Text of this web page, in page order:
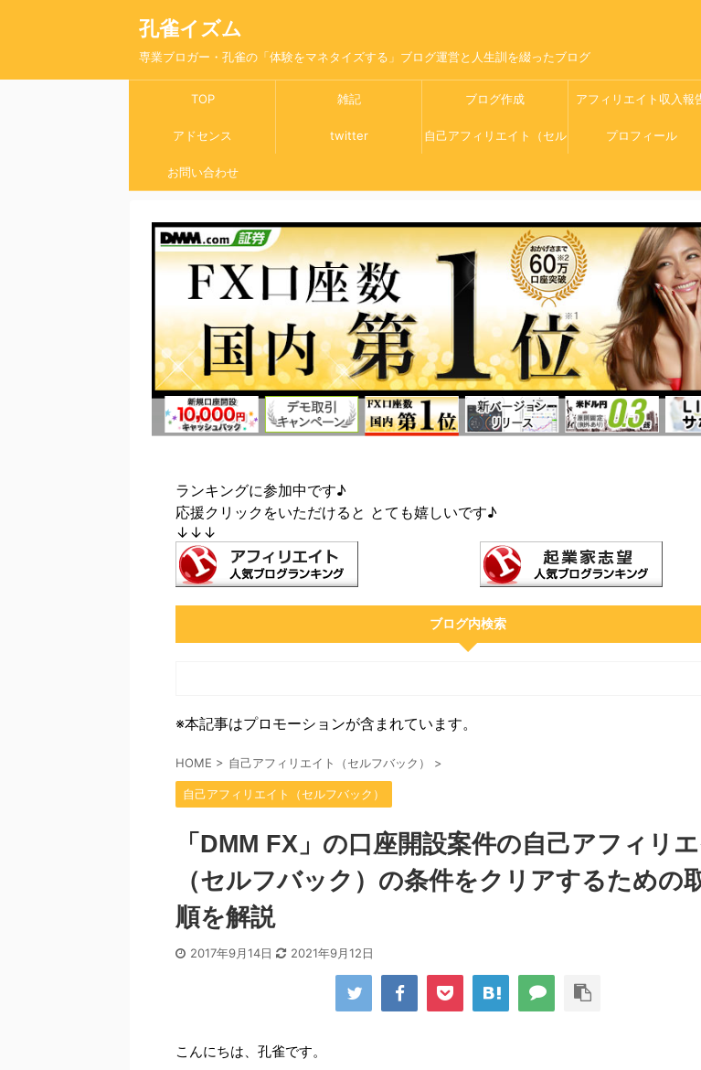
孔雀イズム
専業ブロガー・孔雀の「体験をマネタイズする」ブログ運営と人生訓を綴ったブログ
TOP 雑記 ブログ作成 アフィリエイト収入報
アドセンス twitter 自己アフィリエイト（セル プロフィール
お問い合わせ
ランキングに参加中です♪
応援クリックをいただけると とても嬉しいです♪
↓↓↓
ブログ内検索
※本記事はプロモーションが含まれています。
HOME > 自己アフィリエイト（セルフバック） >
自己アフィリエイト（セルフバック）
「DMM FX」の口座開設案件の自己アフィリ
（セルフバック）の条件をクリアするための
順を解説
2017年9月14日 2021年9月12日
こんにちは、孔雀です。